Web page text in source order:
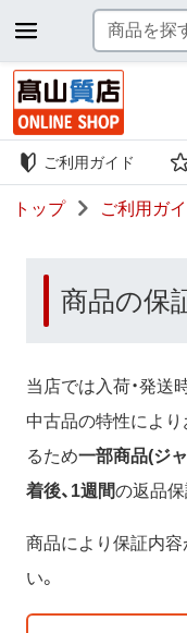
ご利用ガイド
トップ ご利用ガ
商品の保
当店では入荷・発送
中古品の特性によ
るため一部商品(ジ
着後、1週間の返品保
商品により保証内
い。